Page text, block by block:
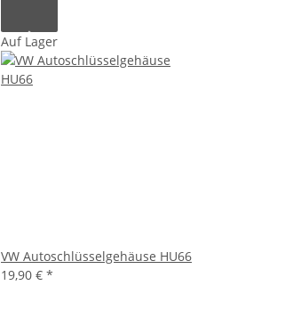
Auf Lager
VW Autoschlüsselgehäuse HU66
19,90 € *